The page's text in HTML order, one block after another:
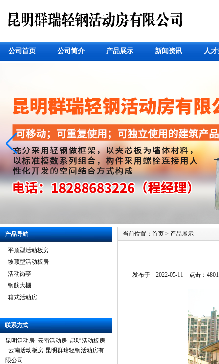
公司首页 公司简介 产品展示 新闻资讯 人
产品导航
平顶型活动板房
坡顶型活动板房
活动岗亭
钢筋大棚
箱式活动房
联系方式
昆明活动房_云南活动房_昆明活动板房
_云南活动板房-昆明群瑞轻钢活动房有
限公司
当前位置： 首页 > 产品展示
发布于：2022-05-11 点击：